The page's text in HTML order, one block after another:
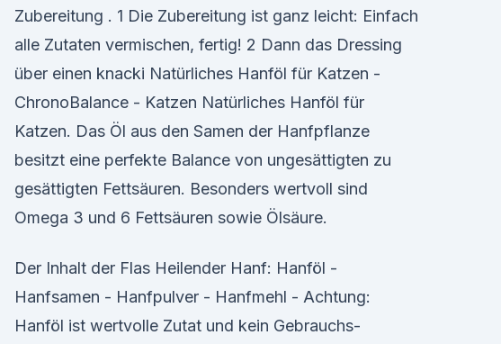
Zubereitung . 1 Die Zubereitung ist ganz leicht: Einfach
alle Zutaten vermischen, fertig! 2 Dann das Dressing
über einen knacki Natürliches Hanföl für Katzen -
ChronoBalance - Katzen Natürliches Hanföl für
Katzen. Das Öl aus den Samen der Hanfpflanze
besitzt eine perfekte Balance von ungesättigten zu
gesättigten Fettsäuren. Besonders wertvoll sind
Omega 3 und 6 Fettsäuren sowie Ölsäure.
Der Inhalt der Flas Heilender Hanf: Hanföl -
Hanfsamen - Hanfpulver - Hanfmehl - Achtung:
Hanföl ist wertvolle Zutat und kein Gebrauchs-